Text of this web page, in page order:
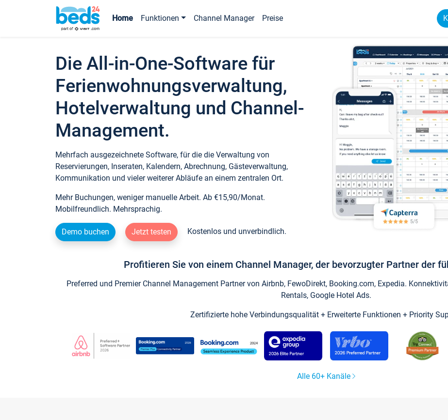
Home Funktionen Channel Manager Preise
Die All-in-One-Software für
Ferienwohnungsverwaltung,
Hotelverwaltung und Channel-
Management.
Mehrfach ausgezeichnete Software, für die die Verwaltung von
Reservierungen, Inseraten, Kalendern, Abrechnung, Gästeverwaltung,
Kommunikation und vieler weiterer Abläufe an einem zentralen Ort.
Mehr Buchungen, weniger manuelle Arbeit. Ab €15,90/Monat.
Mobilfreundlich. Mehrsprachig.
Demo buchen Jetzt testen Kostenlos und unverbindlich.
Profitieren Sie von einem Channel Manager, der bevorzugter Partner der
Preferred und Premier Channel Management Partner von Airbnb, FewoDirekt, Booking.com, Expedia.
Rentals, Google Hotel Ads.
Zertifizierte hohe Verbindungsqualität + Erweiterte Funktionen + Priority
Alle 60+ Kanäle